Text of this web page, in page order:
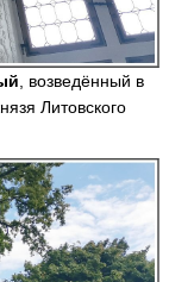
, возведённый в
Литовского